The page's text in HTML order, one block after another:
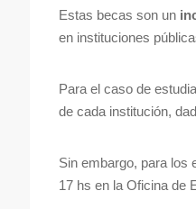
Estas becas son un
en instituciones
Para el caso de
de cada institución,
Sin embargo, para los
17 hs en la Oficina de